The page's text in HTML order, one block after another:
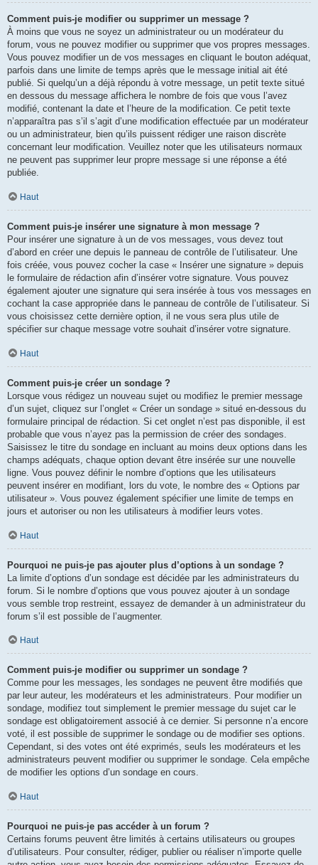
Comment puis-je modifier ou supprimer un message ?
À moins que vous ne soyez un administrateur ou un modérateur du
forum, vous ne pouvez modifier ou supprimer que vos propres messages.
Vous pouvez modifier un de vos messages en cliquant le bouton adéquat,
parfois dans une limite de temps après que le message initial ait été
publié. Si quelqu’un a déjà répondu à votre message, un petit texte situé
en dessous du message affichera le nombre de fois que vous l’avez
modifié, contenant la date et l’heure de la modification. Ce petit texte
n’apparaîtra pas s’il s’agit d’une modification effectuée par un modérateur
ou un administrateur, bien qu’ils puissent rédiger une raison discrète
concernant leur modification. Veuillez noter que les utilisateurs normaux
ne peuvent pas supprimer leur propre message si une réponse a été
publiée.
Haut
Comment puis-je insérer une signature à mon message ?
Pour insérer une signature à un de vos messages, vous devez tout
d’abord en créer une depuis le panneau de contrôle de l’utilisateur. Une
fois créée, vous pouvez cocher la case « Insérer une signature » depuis
le formulaire de rédaction afin d’insérer votre signature. Vous pouvez
également ajouter une signature qui sera insérée à tous vos messages en
cochant la case appropriée dans le panneau de contrôle de l’utilisateur. Si
vous choisissez cette dernière option, il ne vous sera plus utile de
spécifier sur chaque message votre souhait d’insérer votre signature.
Haut
Comment puis-je créer un sondage ?
Lorsque vous rédigez un nouveau sujet ou modifiez le premier message
d’un sujet, cliquez sur l’onglet « Créer un sondage » situé en-dessous du
formulaire principal de rédaction. Si cet onglet n’est pas disponible, il est
probable que vous n’ayez pas la permission de créer des sondages.
Saisissez le titre du sondage en incluant au moins deux options dans les
champs adéquats, chaque option devant être insérée sur une nouvelle
ligne. Vous pouvez définir le nombre d’options que les utilisateurs
peuvent insérer en modifiant, lors du vote, le nombre des « Options par
utilisateur ». Vous pouvez également spécifier une limite de temps en
jours et autoriser ou non les utilisateurs à modifier leurs votes.
Haut
Pourquoi ne puis-je pas ajouter plus d’options à un sondage ?
La limite d’options d’un sondage est décidée par les administrateurs du
forum. Si le nombre d’options que vous pouvez ajouter à un sondage
vous semble trop restreint, essayez de demander à un administrateur du
forum s’il est possible de l’augmenter.
Haut
Comment puis-je modifier ou supprimer un sondage ?
Comme pour les messages, les sondages ne peuvent être modifiés que
par leur auteur, les modérateurs et les administrateurs. Pour modifier un
sondage, modifiez tout simplement le premier message du sujet car le
sondage est obligatoirement associé à ce dernier. Si personne n’a encore
voté, il est possible de supprimer le sondage ou de modifier ses options.
Cependant, si des votes ont été exprimés, seuls les modérateurs et les
administrateurs peuvent modifier ou supprimer le sondage. Cela empêche
de modifier les options d’un sondage en cours.
Haut
Pourquoi ne puis-je pas accéder à un forum ?
Certains forums peuvent être limités à certains utilisateurs ou groupes
d’utilisateurs. Pour consulter, rédiger, publier ou réaliser n’importe quelle